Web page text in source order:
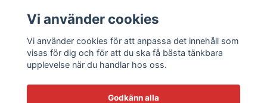
Sociala medier
Vi använder cookies
Vi använder cookies för att anpassa det innehåll som
visas för dig och för att du ska få bästa tänkbara
upplevelse när du handlar hos oss.
Godkänn alla